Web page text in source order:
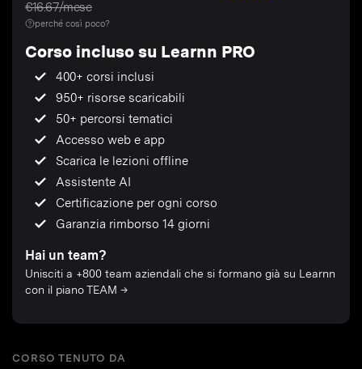
€16.67/mese
perché così poco?
Corso incluso su Learnn PRO
400+ corsi inclusi
950+ risorse scaricabili
50+ percorsi tematici
Accesso web e app
Scarica le lezioni offline
Assistente AI
Certificazione per ogni corso
Garanzia rimborso 14 giorni
Hai un team?
Unisciti a +800 team aziendali che si formano già su Learnn
con il piano TEAM →
CORSO TENUTO DA